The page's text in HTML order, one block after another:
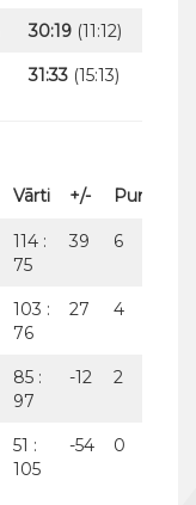
30:19 (11:12)
31:33 (15:13)
Vārti +/- Punkti
114 :
75
39 6
103 :
76
27 4
85 :
97
-12 2
51 :
105
-54 0